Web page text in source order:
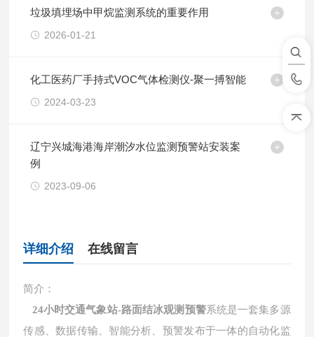
垃圾填埋场中甲烷监测系统的重要作用
2026-01-21
化工医药厂手持式VOC气体检测仪-聚一搏智能
2024-03-23
辽宁兴城海港海岸潮汐水位监测预警站安装案
例
2023-09-06
详细介绍 在线留言
简介：
24小时交通气象站-路面结冰观测预警系统是一套集多源
传感、数据传输、智能分析、预警发布于一体的自动化监